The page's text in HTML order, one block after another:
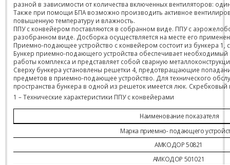
разной в зависимости от количества включенных вентиляторов:
Также при помощи БПА возможно производить активное
повышенную температуру и влажность.
ППУ с конвейером поставляются в собранном виде. ППУ с
разобранном виде. Досборка осуществляется на месте его
Приемно-подающее устройство с конвейером состоит из бункера 1,
Бункер приемно-подающего устройства обеспечивает
работы комплекса и представляет собой сварную
Сверху бункера установлены решетки 4, предотвращающие
предметов в приемно-подающее устройство. Для технического
пространства бункера в одной из решеток имеется люк.
1 – Технические характеристики ППУ с конвейерами
Наименование показателя
Марка приемно- подающего
АМКОДОР 50821
АМКОДОР 501021